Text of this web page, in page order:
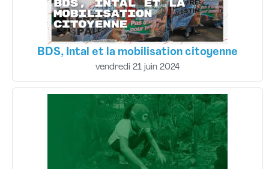
BDS, Intal et la mobilisation citoyenne
vendredi 21 juin 2024